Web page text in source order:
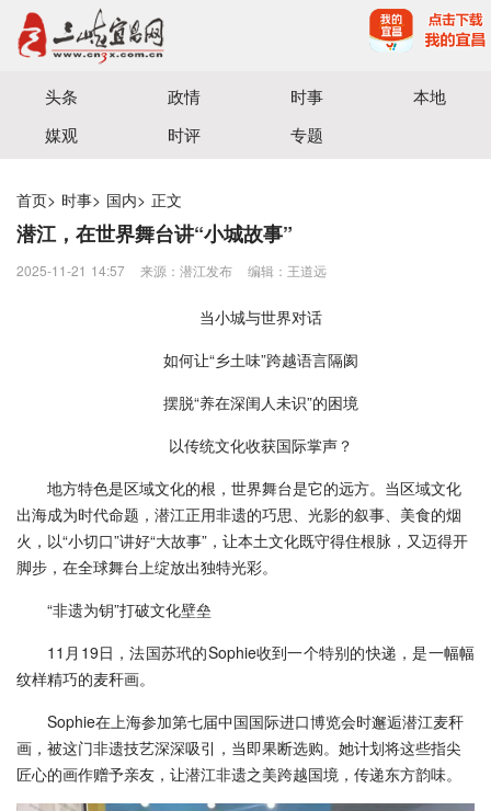
宜昌三峡融媒体中心主办
头条 政情 时事
本地
媒观
时评 专题
首页> 时事> 国内> 正文
潜江，在世界舞台讲“小城故事”
2025-11-21 14:57 来源：潜江发布 编辑：王道远
当小城与世界对话
如何让“乡土味”跨越语言隔阂
摆脱“养在深闺人未识”的困境
以传统文化收获国际掌声？
地方特色是区域文化的根，世界舞台是它的远方。当区域文化
出海成为时代命题，潜江正用非遗的巧思、光影的叙事、美食的烟
火，以“小切口”讲好“大故事”，让本土文化既守得住根脉，又迈得开
脚步，在全球舞台上绽放出独特光彩。
“非遗为钥”打破文化壁垒
1 1月19日，法国苏玳的Sophie收到一个特别的快递，是一幅幅
纹样精巧的麦秆画。
Sophie在上海参加第七届中国国际进口博览会时邂逅潜江麦秆
画，被这门非遗技艺深深吸引，当即果断选购。她计划将这些指尖
匠心的画作赠予亲友，让潜江非遗之美跨越国境，传递东方韵味。